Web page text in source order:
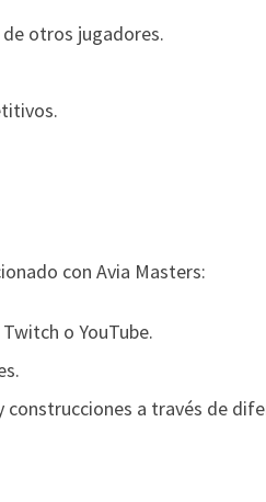
otros jugadores.
con Avia Masters:
o YouTube.
construcciones a través de